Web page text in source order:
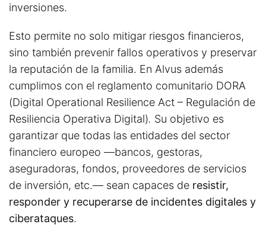
inversiones.
Esto permite no solo mitigar riesgos financieros,
sino también prevenir fallos operativos y preservar
la reputación de la familia. En Alvus además
cumplimos con el reglamento comunitario DORA
(Digital Operational Resilience Act – Regulación de
Resiliencia Operativa Digital). Su objetivo es
garantizar que todas las entidades del sector
financiero europeo —bancos, gestoras,
aseguradoras, fondos, proveedores de servicios
de inversión, etc.— sean capaces de resistir,
responder y recuperarse de incidentes digitales y
ciberataques.